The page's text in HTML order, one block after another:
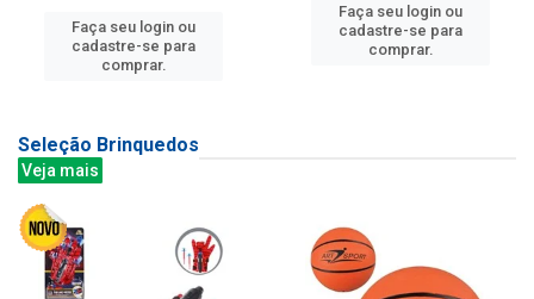
Faça seu login ou
cadastre-se para
comprar.
Faça seu login ou
cadastre-se para
comprar.
Seleção Brinquedos
Veja mais